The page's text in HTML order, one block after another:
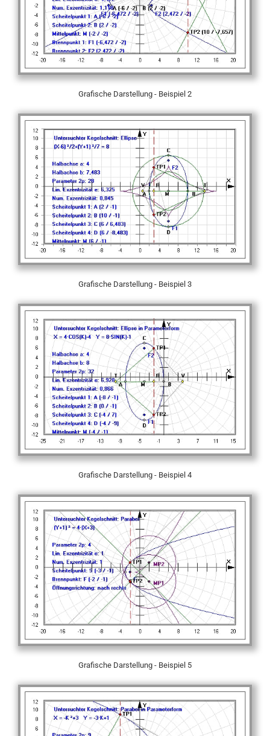
Grafische Darstellung - Beispiel 2
Grafische Darstellung - Beispiel 3
Grafische Darstellung - Beispiel 4
Grafische Darstellung - Beispiel 5